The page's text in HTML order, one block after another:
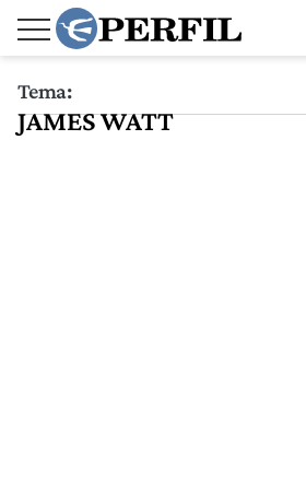
Tema:
JAMES WATT